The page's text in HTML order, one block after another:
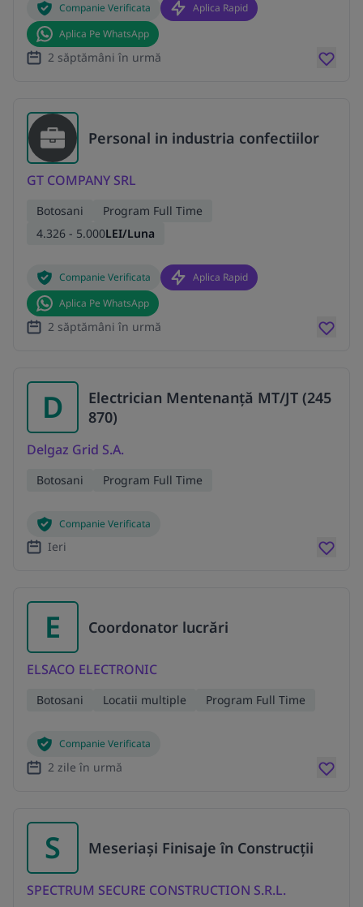
Companie Verificata
Aplica Rapid
Aplica Pe WhatsApp
2 săptămâni în urmă
Personal in industria confectiilor
GT COMPANY SRL
Botosani
Program Full Time
4.326 - 5.000LEI/Luna
Companie Verificata
Aplica Rapid
Aplica Pe WhatsApp
2 săptămâni în urmă
D
Electrician Mentenanță MT/JT (245
870)
Delgaz Grid S.A.
Botosani Program Full Time
Companie Verificata
Ieri
E Coordonator lucrări
ELSACO ELECTRONIC
Botosani Locatii multiple Program Full Time
Companie Verificata
2 zile în urmă
S Meseriași Finisaje în Construcții
SPECTRUM SECURE CONSTRUCTION S.R.L.